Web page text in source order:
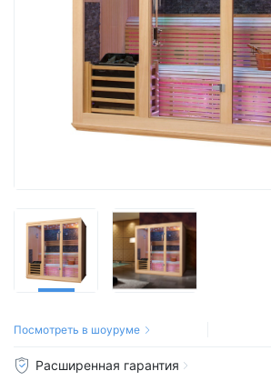
Посмотреть в шоуруме
Расширенная гарантия